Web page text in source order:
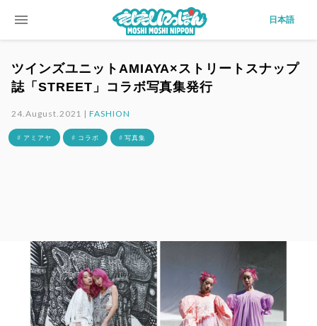
menu 日本語
ツインズユニットAMIAYA×ストリートスナップ
誌「STREET」コラボ写真集発行
24.August.2021 |FASHION
# アミアヤ # コラボ # 写真集